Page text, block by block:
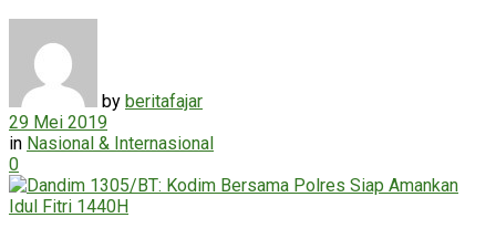
by beritafajar
29 Mei 2019
in Nasional & Internasional
0